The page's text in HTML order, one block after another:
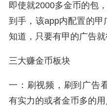
即使就2000多金币的包
到手，该app内配置的
知道，只要有甲的广告就
三大赚金币板块
一：刷视频，刷到广告
有实力的或者金币多的